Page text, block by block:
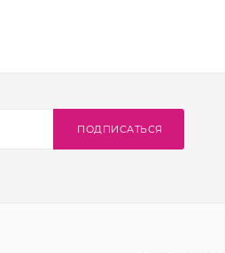
ПОДПИСАТЬСЯ